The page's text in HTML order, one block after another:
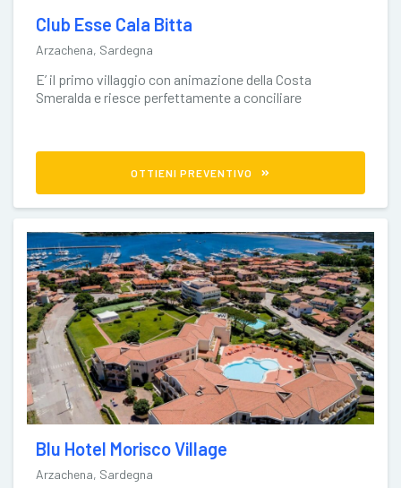
Club Esse Cala Bitta
Arzachena, Sardegna
E’ il primo villaggio con animazione della Costa
Smeralda e riesce perfettamente a conciliare
OTTIENI PREVENTIVO
Blu Hotel Morisco Village
Arzachena, Sardegna